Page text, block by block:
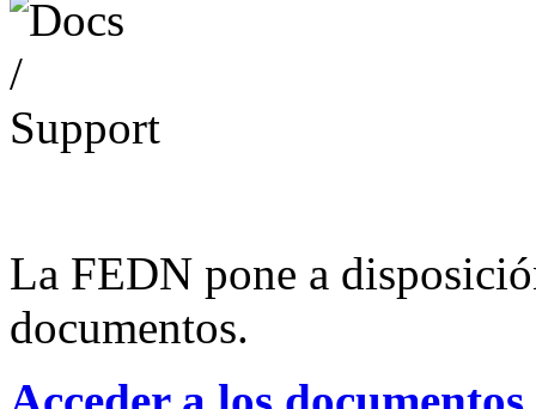
La FEDN pone a
documentos.